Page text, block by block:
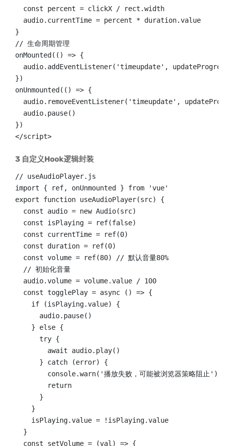
  const percent = clickX / rect.width
  audio.currentTime = percent * duration.value
}
// 生命周期管理
onMounted(() => {
audio.addEventListener('timeupdate',
})
onUnmounted(() => {
audio.removeEventListener('timeupdate',
  audio.pause()
})
</script>
3 自定义Hook逻辑封装
// useAudioPlayer.js
import { ref, onUnmounted } from 'vue'
export function useAudioPlayer(src) {
  const audio = new Audio(src)
  const isPlaying = ref(false)
  const currentTime = ref(0)
  const duration = ref(0)
  const volume = ref(80) // 默认音量80%
  // 初始化音量
  audio.volume = volume.value / 100
  const togglePlay = async () => {
    if (isPlaying.value) {
      audio.pause()
    } else {
      try {
        await audio.play()
      } catch (error) {
        console.warn('播放失败，可能被浏览器策略阻止')
        return
      }
    }
    isPlaying.value = !isPlaying.value
  }
  const setVolume = (val) => {